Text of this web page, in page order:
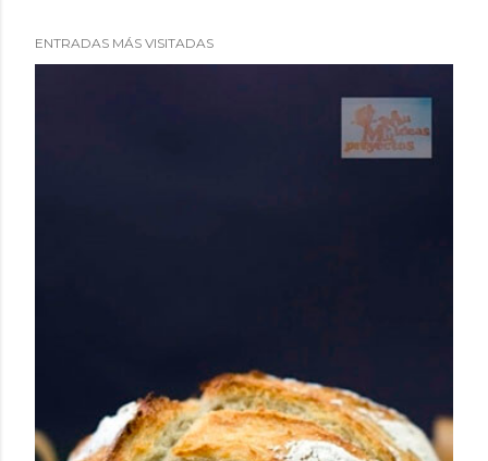
ENTRADAS MÁS VISITADAS